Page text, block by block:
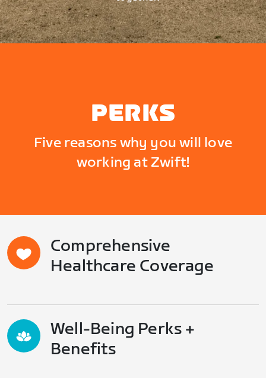
PERKS
Five reasons why you will love
working at Zwift!
Comprehensive
Healthcare Coverage
Well-Being Perks +
Benefits